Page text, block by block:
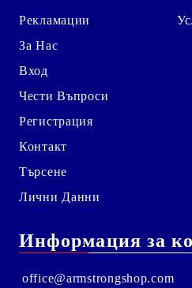
Рекламации
За Нас
Вход
Чести Въпроси
Регистрация
Контакт
Търсене
Лични Данни
Информация за
office@armstrongshop.com